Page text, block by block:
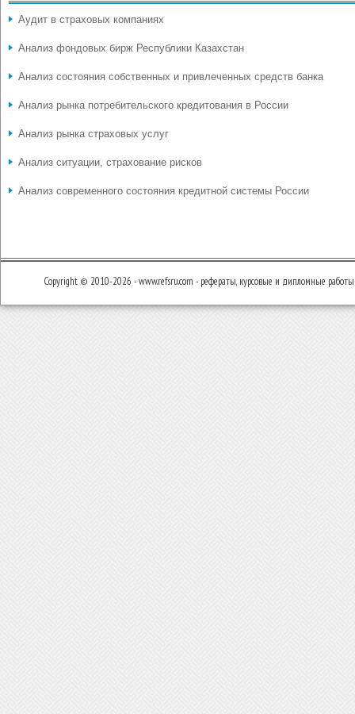
Аудит в страховых компаниях
Анализ фондовых бирж Республики Казахстан
Анализ состояния собственных и привлеченных средств банка
Анализ рынка потребительского кредитования в России
Анализ рынка страховых услуг
Анализ ситуации, страхование рисков
Анализ современного состояния кредитной системы России
Copyright © 2010-2026 - www.refsru.com - рефераты, курсовые и дипломные работы